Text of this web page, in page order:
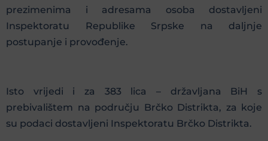
prezimenima i adresama osoba dostavljeni
Inspektoratu Republike Srpske na daljnje
postupanje i provođenje.
Isto vrijedi i za 383 lica – državljana BiH s
prebivalištem na području Brčko Distrikta, za koje
su podaci dostavljeni Inspektoratu Brčko Distrikta.